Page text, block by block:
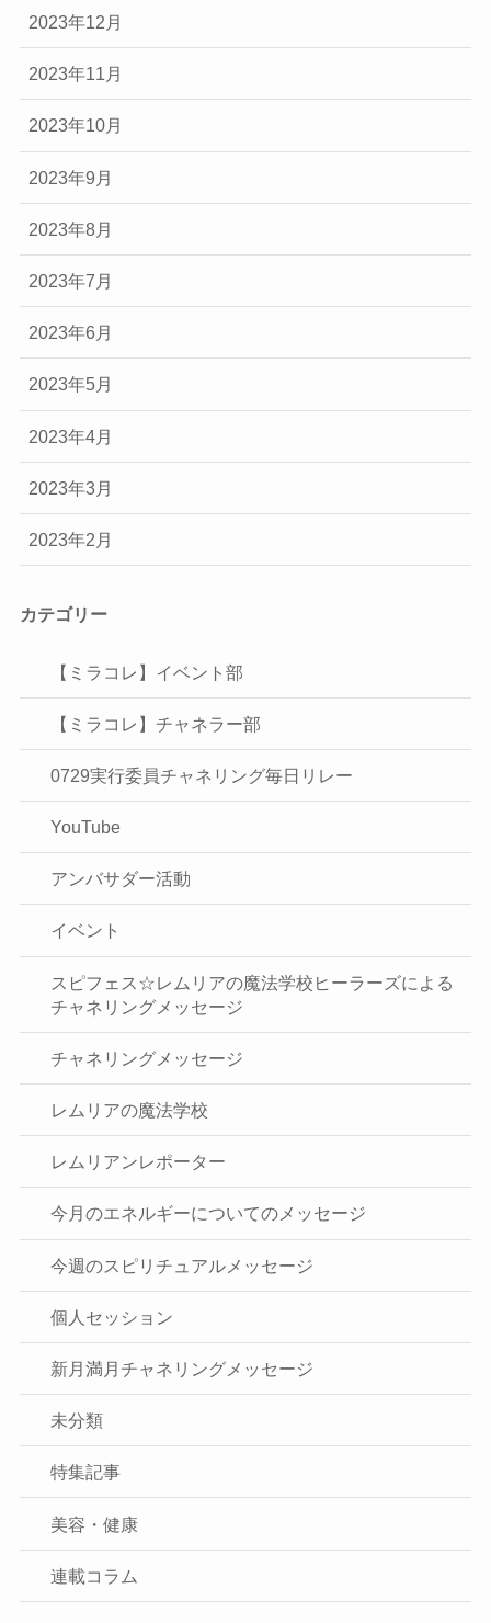
2023年12月
2023年11月
2023年10月
2023年9月
2023年8月
2023年7月
2023年6月
2023年5月
2023年4月
2023年3月
2023年2月
カテゴリー
【ミラコレ】イベント部
【ミラコレ】チャネラー部
0729実行委員チャネリング毎日リレー
YouTube
アンバサダー活動
イベント
スピフェス☆レムリアの魔法学校ヒーラーズによる
チャネリングメッセージ
チャネリングメッセージ
レムリアの魔法学校
レムリアンレポーター
今月のエネルギーについてのメッセージ
今週のスピリチュアルメッセージ
個人セッション
新月満月チャネリングメッセージ
未分類
特集記事
美容・健康
連載コラム